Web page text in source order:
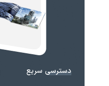
دسترسی سریع